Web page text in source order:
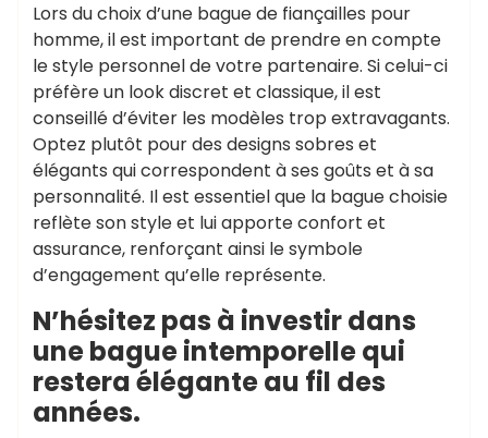
Lors du choix d’une bague de fiançailles pour
homme, il est important de prendre en compte
le style personnel de votre partenaire. Si celui-ci
préfère un look discret et classique, il est
conseillé d’éviter les modèles trop extravagants.
Optez plutôt pour des designs sobres et
élégants qui correspondent à ses goûts et à sa
personnalité. Il est essentiel que la bague choisie
reflète son style et lui apporte confort et
assurance, renforçant ainsi le symbole
d’engagement qu’elle représente.
N’hésitez pas à investir dans
une bague intemporelle qui
restera élégante au fil des
années.